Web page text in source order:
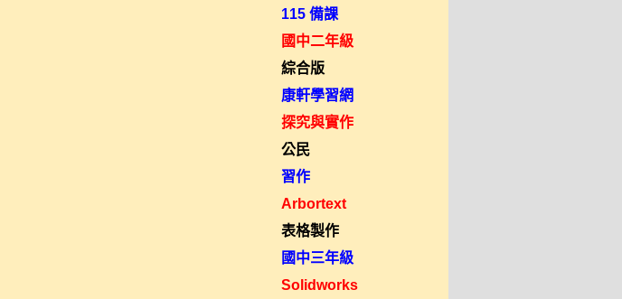
115 備課
國中二年級
綜合版
康軒學習網
探究與實作
公民
習作
Arbortext
表格製作
國中三年級
Solidworks